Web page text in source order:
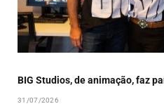
BIG Studios, de animação, faz
31/07/2026